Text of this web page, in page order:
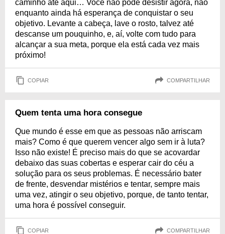
caminho até aqui… Você não pode desistir agora, não
enquanto ainda há esperança de conquistar o seu
objetivo. Levante a cabeça, lave o rosto, talvez até
descanse um pouquinho, e, aí, volte com tudo para
alcançar a sua meta, porque ela está cada vez mais
próximo!
COPIAR COMPARTILHAR
Quem tenta uma hora consegue
Que mundo é esse em que as pessoas não arriscam
mais? Como é que querem vencer algo sem ir à luta?
Isso não existe! É preciso mais do que se acovardar
debaixo das suas cobertas e esperar cair do céu a
solução para os seus problemas. É necessário bater
de frente, desvendar mistérios e tentar, sempre mais
uma vez, atingir o seu objetivo, porque, de tanto tentar,
uma hora é possível conseguir.
COPIAR COMPARTILHAR